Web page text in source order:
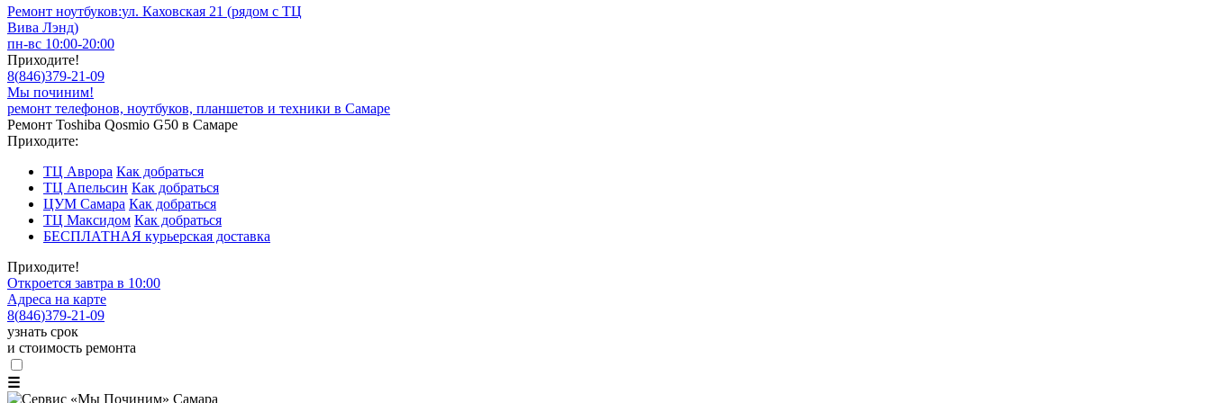
Ремонт ноутбуков:ул. Каховская 21 (рядом с ТЦ
Вива Лэнд)
пн-вс 10:00-20:00
Приходите!
8(846)379-21-09
Мы починим!
ремонт телефонов, ноутбуков, планшетов и техники в Самаре
Ремонт Toshiba Qosmio G50 в Самаре
Приходите:
ТЦ Аврора Как добраться
ТЦ Апельсин Как добраться
ЦУМ Самара Как добраться
ТЦ Максидом Как добраться
БЕСПЛАТНАЯ курьерская доставка
Приходите!
Откроется завтра в 10:00
Адреса на карте
8(846)379-21-09
узнать срок
и стоимость ремонта
☰